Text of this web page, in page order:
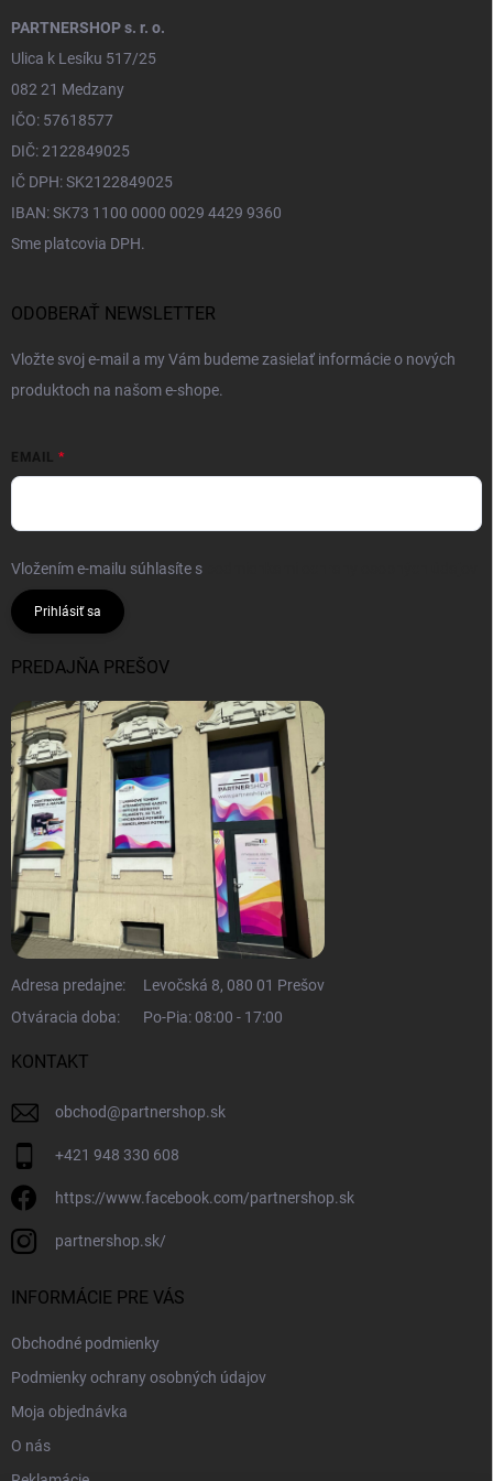
PARTNERSHOP s. r. o.
Ulica k Lesíku 517/25
082 21 Medzany
IČO: 57618577
DIČ: 2122849025
IČ DPH: SK2122849025
IBAN: SK73 1100 0000 0029 4429 9360
Sme platcovia DPH.
ODOBERAŤ NEWSLETTER
Vložte svoj e-mail a my Vám budeme zasielať informácie o nových
produktoch na našom e-shope.
EMAIL
Vložením e-mailu súhlasíte s
Prihlásiť sa
PREDAJŇA PREŠOV
Adresa predajne:
Levočská 8, 080 01 Prešov
Otváracia doba:
Po-Pia: 08:00 - 17:00
KONTAKT
obchod@partnershop.sk
+421 948 330 608
https://www.facebook.com/partnershop.sk
partnershop.sk/
INFORMÁCIE PRE VÁS
Obchodné podmienky
Podmienky ochrany osobných údajov
Moja objednávka
O nás